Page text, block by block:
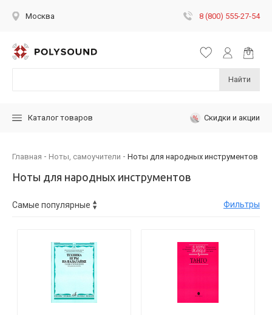
Москва 8 (800) 555-27-54
Найти
Каталог товаров Скидки и акции
Главная Ноты, самоучители Ноты для народных инструментов
Ноты для народных инструментов
Фильтры